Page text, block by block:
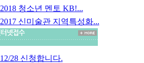
2018 청소년 멘토 KB!...
2017 신미술관 지역특성화...
12/28 신청합니다.